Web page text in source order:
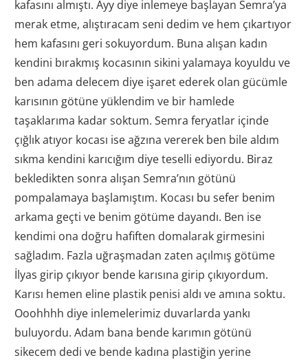
kafasını almıştı. Ayy diye inlemeye başlayan Semra’ya
merak etme, alıştıracam seni dedim ve hem çıkartıyor
hem kafasını geri sokuyordum. Buna alışan kadın
kendini bırakmış kocasının sikini yalamaya koyuldu ve
ben adama delecem diye işaret ederek olan gücümle
karısının götüne yüklendim ve bir hamlede
taşaklarıma kadar soktum. Semra feryatlar içinde
çığlık atıyor kocası ise ağzına vererek ben bile aldım
sıkma kendini karıcığım diye teselli ediyordu. Biraz
bekledikten sonra alışan Semra’nın götünü
pompalamaya başlamıştım. Kocası bu sefer benim
arkama geçti ve benim götüme dayandı. Ben ise
kendimi ona doğru hafiften domalarak girmesini
sağladım. Fazla uğraşmadan zaten açılmış götüme
İlyas girip çıkıyor bende karısına girip çıkıyordum.
Karısı hemen eline plastik penisi aldı ve amına soktu.
Ooohhhh diye inlemelerimiz duvarlarda yankı
buluyordu. Adam bana bende karımın götünü
sikecem dedi ve bende kadına plastiğin yerine